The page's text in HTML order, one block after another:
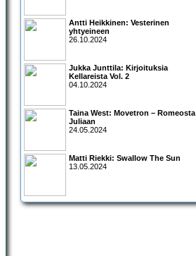
Antti Heikkinen: Vesterinen
yhtyeineen
26.10.2024
Jukka Junttila: Kirjoituksia
Kellareista Vol. 2
04.10.2024
Taina West: Movetron – Romeosta
Juliaan
24.05.2024
Matti Riekki: Swallow The Sun
13.05.2024